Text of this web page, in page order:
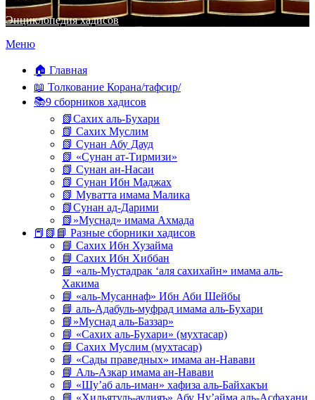
Энциклопедия хадисов
Перейти
содержимому
Меню
🏠 Главная
📖 Толкование Корана/тафсир/
📚9 сборников хадисов
📗Сахих аль-Бухари
📗 Сахих Муслим
📗 Сунан Абу Дауд
📗 «Сунан ат-Тирмизи»
📗 Сунан ан-Насаи
📗 Сунан Ибн Маджах
📗 Муватта имама Малика
📗Сунан ад-Дарими
📗»Муснад» имама Ахмада
📕📗📘 Разные сборники хадисов
📘 Сахих Ибн Хузайма
📘 Сахих Ибн Хиббан
📘 «аль-Мустадрак ‘аля сахихайн» имама аль-
Хакима
📘 «аль-Мусаннаф» Ибн Аби Шейбы
📘 аль-Адабуль-муфрад имама аль-Бухари
📘»Муснад аль-Баззар»
📘 «Сахих аль-Бухари» (мухтасар)
📘 Сахих Муслим (мухтасар)
📘 «Сады праведных» имама ан-Навави
📘 Аль-Азкар имама ан-Навави
📘 «Шу’аб аль-иман» хафиза аль-Байхакъи
📘 «Хильятуль-аулияъ» Абу Ну’айма аль-Асфахани